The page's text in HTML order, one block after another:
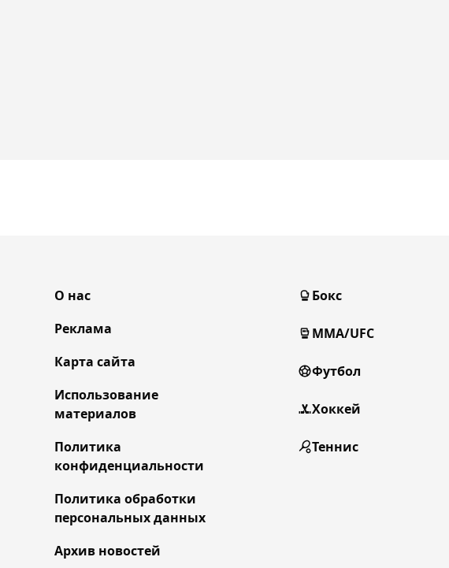
О нас
Реклама
Карта сайта
Использование
материалов
Политика
конфиденциальности
Политика обработки
персональных данных
Архив новостей
Бокс
MMA/UFC
Футбол
Хоккей
Теннис